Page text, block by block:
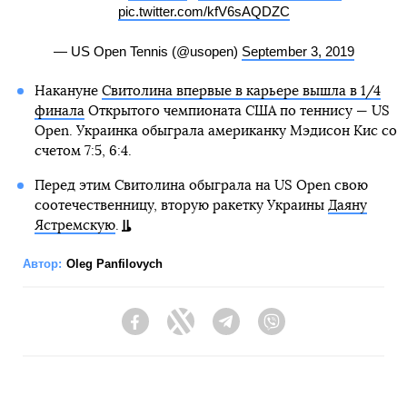
pic.twitter.com/kfV6sAQDZC
— US Open Tennis (@usopen) September 3, 2019
Накануне Свитолина впервые в карьере вышла в 1/4
финалаОткрытого чемпионата США по теннису — US
Open. Украинка обыграла американку Мэдисон Кис со
счетом 7:5, 6:4.
Перед этим Свитолина обыграла на US Open свою
соотечественницу, вторую ракетку Украины Даяну
Ястремскую.
Автор: Oleg Panfilovych
FacebookTwitter Telegram